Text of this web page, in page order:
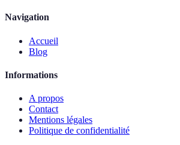
Navigation
Accueil
Blog
Informations
A propos
Contact
Mentions légales
Politique de confidentialité